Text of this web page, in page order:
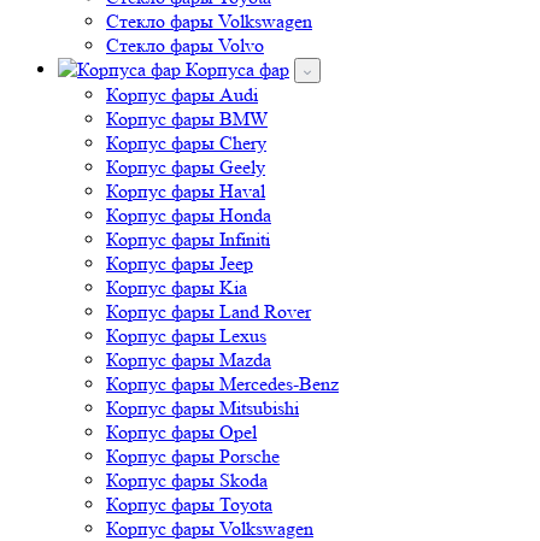
Стекло фары Volkswagen
Стекло фары Volvo
Корпуса фар
Корпус фары Audi
Корпус фары BMW
Корпус фары Chery
Корпус фары Geely
Корпус фары Haval
Корпус фары Honda
Корпус фары Infiniti
Корпус фары Jeep
Корпус фары Kia
Корпус фары Land Rover
Корпус фары Lexus
Корпус фары Mazda
Корпус фары Mercedes-Benz
Корпус фары Mitsubishi
Корпус фары Opel
Корпус фары Porsche
Корпус фары Skoda
Корпус фары Toyota
Корпус фары Volkswagen